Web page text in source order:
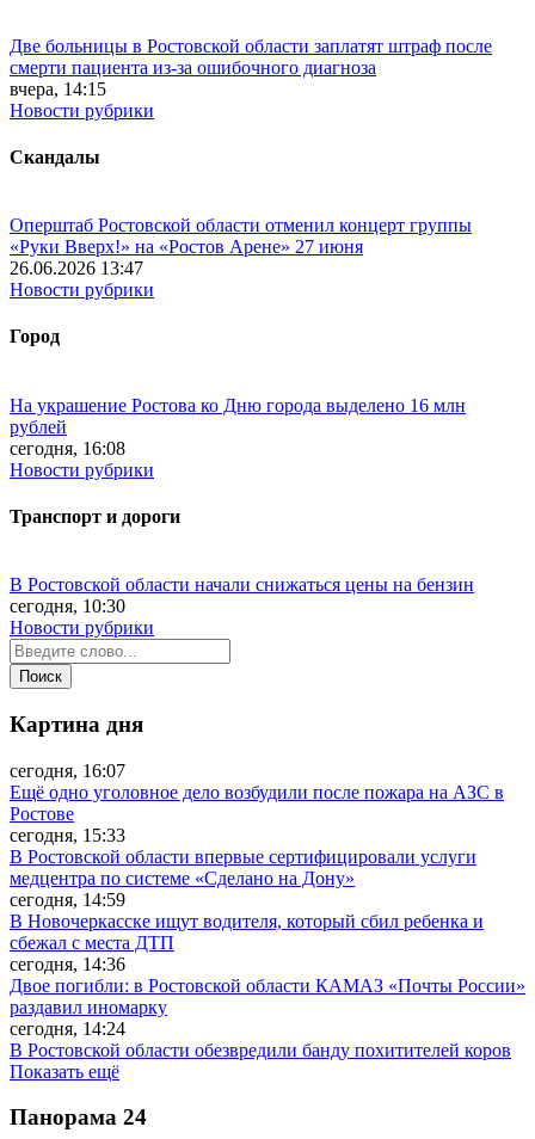
Две больницы в Ростовской области заплатят штраф после
смерти пациента из-за ошибочного диагноза
вчера, 14:15
Новости рубрики
Скандалы
Оперштаб Ростовской области отменил концерт группы
«Руки Вверх!» на «Ростов Арене» 27 июня
26.06.2026 13:47
Новости рубрики
Город
На украшение Ростова ко Дню города выделено 16 млн
рублей
сегодня, 16:08
Новости рубрики
Транспорт и дороги
В Ростовской области начали снижаться цены на бензин
сегодня, 10:30
Новости рубрики
Картина дня
сегодня, 16:07
Ещё одно уголовное дело возбудили после пожара на АЗС в
Ростове
сегодня, 15:33
В Ростовской области впервые сертифицировали услуги
медцентра по системе «Сделано на Дону»
сегодня, 14:59
В Новочеркасске ищут водителя, который сбил ребенка и
сбежал с места ДТП
сегодня, 14:36
Двое погибли: в Ростовской области КАМАЗ «Почты России»
раздавил иномарку
сегодня, 14:24
В Ростовской области обезвредили банду похитителей коров
Показать ещё
Панорама 24